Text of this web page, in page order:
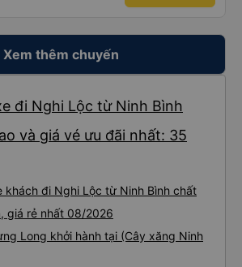
Xem thêm chuyến
đi Nghi Lộc từ Ninh Bình
và giá vé ưu đãi nhất: 35
khách đi Nghi Lộc từ Ninh Bình chất
giá rẻ nhất 08/2026
Long khởi hành tại (Cây xăng Ninh